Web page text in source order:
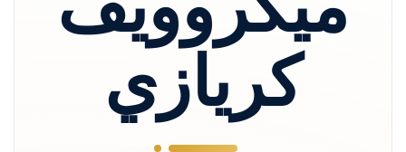
كريازي